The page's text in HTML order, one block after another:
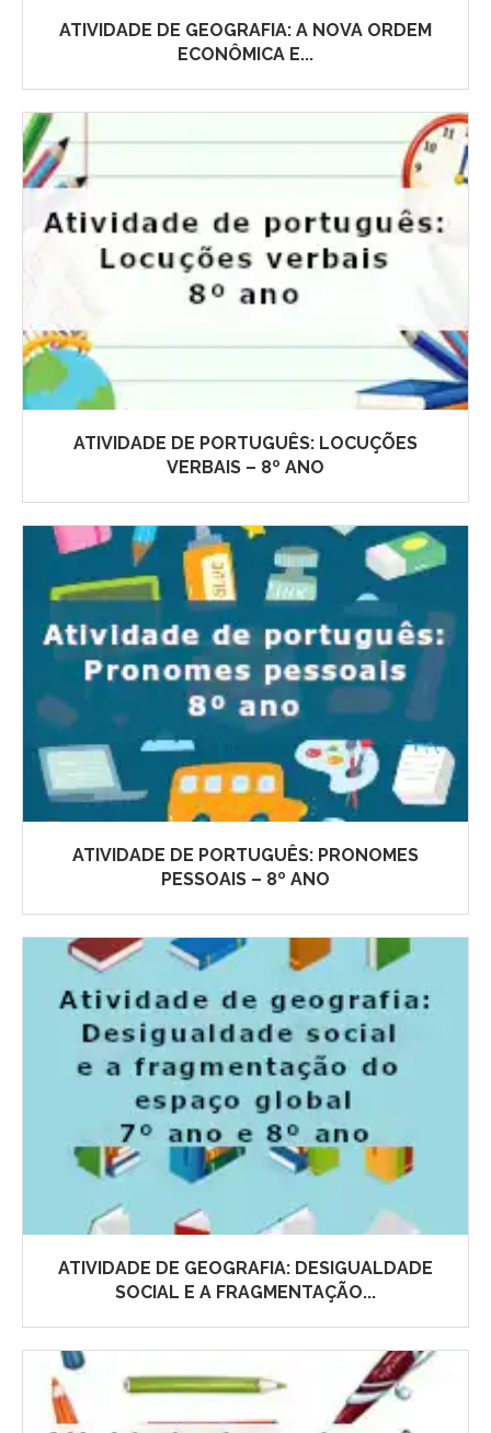
ATIVIDADE DE GEOGRAFIA: A NOVA ORDEM
ECONÔMICA E...
ATIVIDADE DE PORTUGUÊS: LOCUÇÕES
VERBAIS – 8º ANO
ATIVIDADE DE PORTUGUÊS: PRONOMES
PESSOAIS – 8º ANO
ATIVIDADE DE GEOGRAFIA: DESIGUALDADE
SOCIAL E A FRAGMENTAÇÃO...